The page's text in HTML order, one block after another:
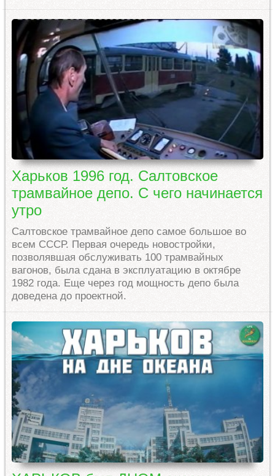
Харьков 1996 год. Салтовское
трамвайное депо. С чего начинается
утро
Салтовское трамвайное депо самое большое во
всем СССР. Первая очередь новостройки,
позволявшая обслуживать 100 трамвайных
вагонов, была сдана в эксплуатацию в октябре
1982 года. Еще через год мощность депо была
доведена до проектной.